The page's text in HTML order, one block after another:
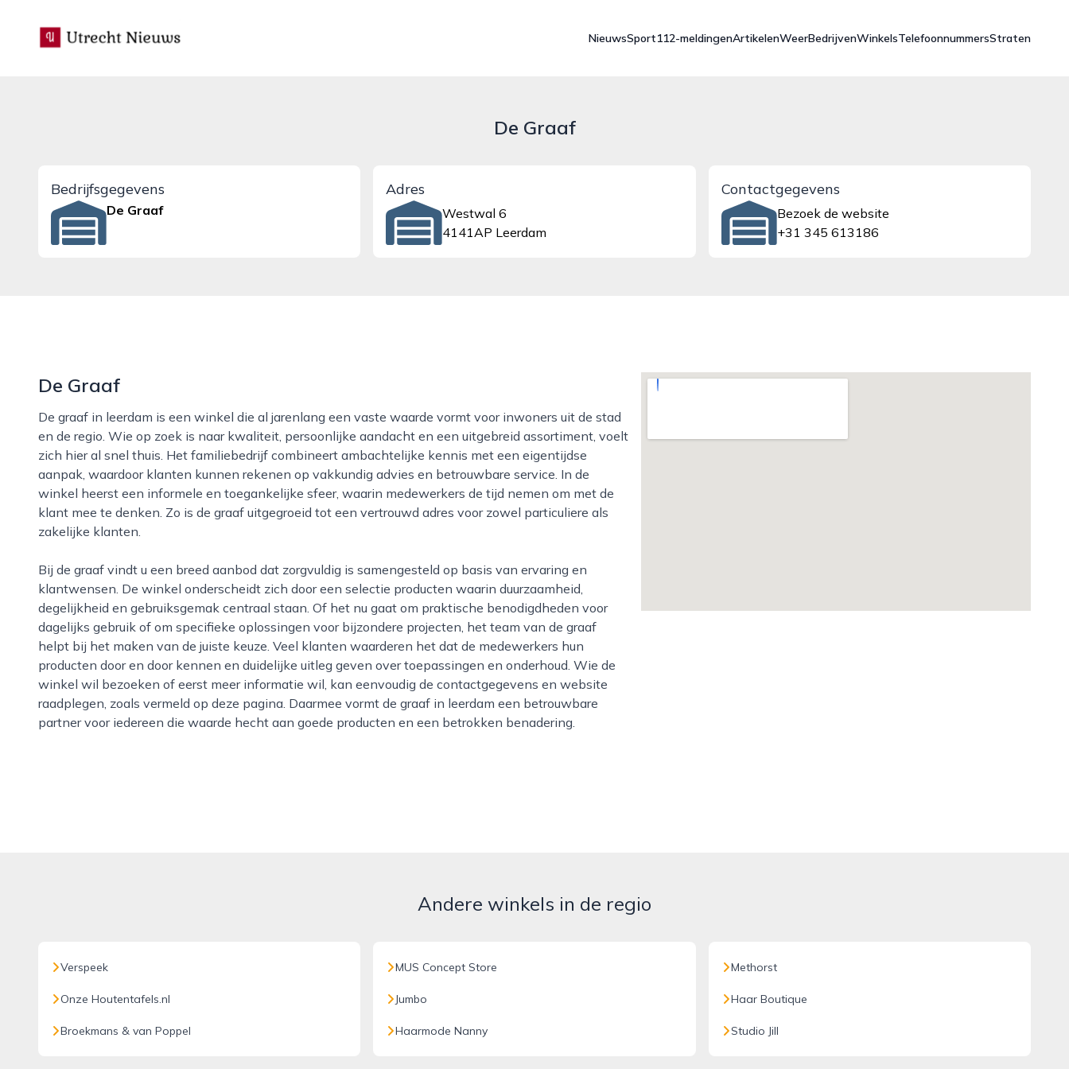
utrecht-nieuws.nl
NieuwsSport112-meldingenArtikelenWeerBedrijvenWinkelsTelefoonnummersStraten
De Graaf
Bedrijfsgegevens
De Graaf
Adres
Westwal 6
4141AP Leerdam
Contactgegevens
Bezoek de website
+31 345 613186
De Graaf
De graaf in leerdam is een winkel die al jarenlang een vaste waarde vormt voor inwoners uit de stad
en de regio. Wie op zoek is naar kwaliteit, persoonlijke aandacht en een uitgebreid assortiment, voelt
zich hier al snel thuis. Het familiebedrijf combineert ambachtelijke kennis met een eigentijdse
aanpak, waardoor klanten kunnen rekenen op vakkundig advies en betrouwbare service. In de
winkel heerst een informele en toegankelijke sfeer, waarin medewerkers de tijd nemen om met de
klant mee te denken. Zo is de graaf uitgegroeid tot een vertrouwd adres voor zowel particuliere als
zakelijke klanten.
Bij de graaf vindt u een breed aanbod dat zorgvuldig is samengesteld op basis van ervaring en
klantwensen. De winkel onderscheidt zich door een selectie producten waarin duurzaamheid,
degelijkheid en gebruiksgemak centraal staan. Of het nu gaat om praktische benodigdheden voor
dagelijks gebruik of om specifieke oplossingen voor bijzondere projecten, het team van de graaf
helpt bij het maken van de juiste keuze. Veel klanten waarderen het dat de medewerkers hun
producten door en door kennen en duidelijke uitleg geven over toepassingen en onderhoud. Wie de
winkel wil bezoeken of eerst meer informatie wil, kan eenvoudig de contactgegevens en website
raadplegen, zoals vermeld op deze pagina. Daarmee vormt de graaf in leerdam een betrouwbare
partner voor iedereen die waarde hecht aan goede producten en een betrokken benadering.
Andere winkels in de regio
Verspeek
Onze Houtentafels.nl
Broekmans & van Poppel
MUS Concept Store
Jumbo
Haarmode Nanny
Methorst
Haar Boutique
Studio Jill